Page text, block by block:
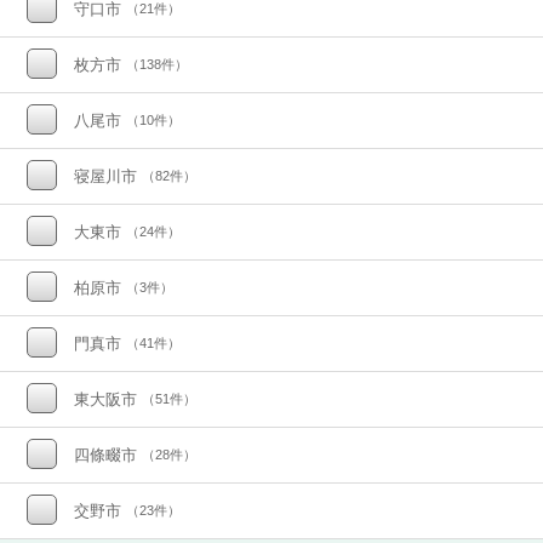
守口市 （21件）
枚方市 （138件）
八尾市 （10件）
寝屋川市 （82件）
大東市 （24件）
柏原市 （3件）
門真市 （41件）
東大阪市 （51件）
四條畷市 （28件）
交野市 （23件）